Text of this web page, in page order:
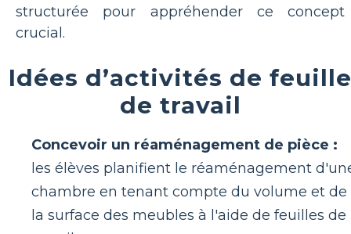
structurée pour appréhender ce concept
crucial.
Idées d’activités de feuille
de travail
Concevoir un réaménagement de pièce :
les élèves planifient le réaménagement
chambre en tenant compte du volume et de
la surface des meubles à l'aide de feuilles de